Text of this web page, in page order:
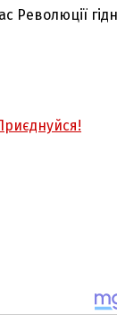
Революції